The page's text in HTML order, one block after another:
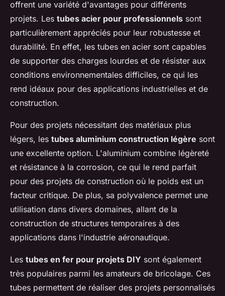
offrent une variété d'avantages pour différents
projets. Les tubes acier pour professionnels sont
particulièrement appréciés pour leur robustesse et
durabilité. En effet, les tubes en acier sont capables
de supporter des charges lourdes et de résister aux
conditions environnementales difficiles, ce qui les
rend idéaux pour des applications industrielles et de
construction.
Pour des projets nécessitant des matériaux plus
légers, les tubes aluminium construction légère sont
une excellente option. L'aluminium combine légèreté
et résistance à la corrosion, ce qui le rend parfait
pour des projets de construction où le poids est un
facteur critique. De plus, sa polyvalence permet une
utilisation dans divers domaines, allant de la
construction de structures temporaires à des
applications dans l'industrie aéronautique.
Les tubes en fer pour projets DIY sont également
très populaires parmi les amateurs de bricolage. Ces
tubes permettent de réaliser des projets personnalisés